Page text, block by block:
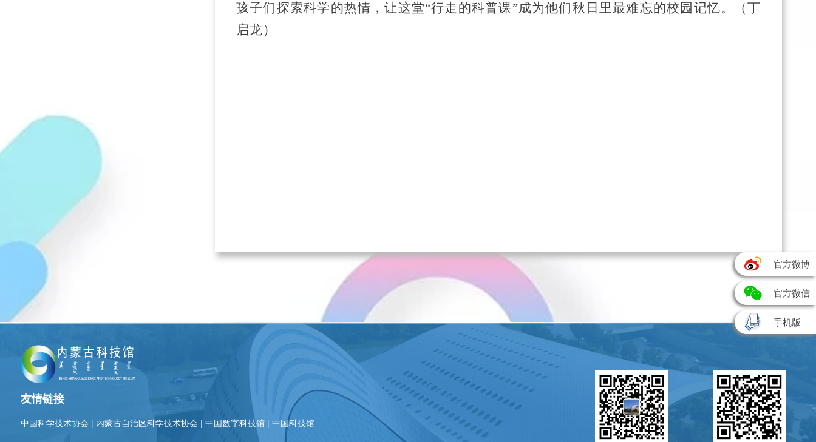
官方微博
官方微信
手机版
孩子们探索科学的热情，让这堂“行走的科普课”成为他们秋日里最难忘的校园记忆。（丁
启龙）
友情链接
中国科学技术协会 | 内蒙古自治区科学技术协会 |中国数字科技馆 |中国科技馆